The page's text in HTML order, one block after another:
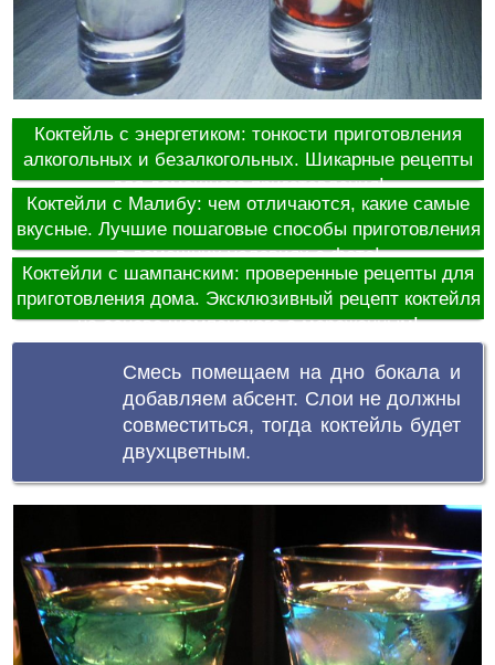
Коктейль с энергетиком: тонкости приготовления
алкогольных и безалкогольных. Шикарные рецепты
для домашнего приготовления!
Коктейли с Малибу: чем отличаются, какие самые
вкусные. Лучшие пошаговые способы приготовления
в домашних условиях с фото!
Коктейли с шампанским: проверенные рецепты для
приготовления дома. Эксклюзивный рецепт коктейля
на основе шампанского с мороженным!
Смесь помещаем на дно бокала и
добавляем абсент. Слои не должны
совместиться, тогда коктейль будет
двухцветным.